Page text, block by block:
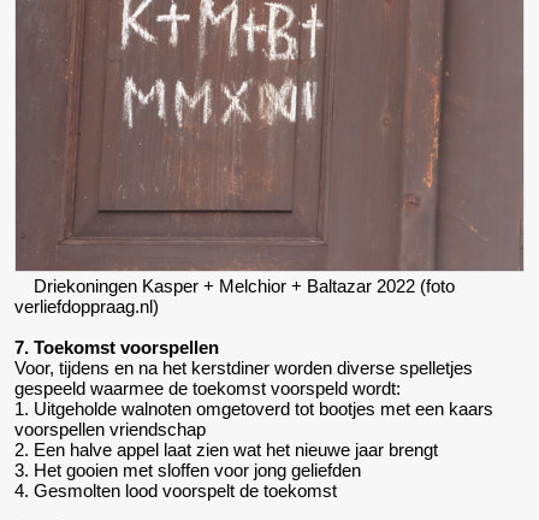
Driekoningen Kasper + Melchior + Baltazar 2022 (foto
verliefdoppraag.nl)
7. Toekomst voorspellen
Voor, tijdens en na het kerstdiner worden diverse spelletjes
gespeeld waarmee de toekomst voorspeld wordt:
1. Uitgeholde walnoten omgetoverd tot bootjes met een kaars
voorspellen vriendschap
2. Een halve appel laat zien wat het nieuwe jaar brengt
3. Het gooien met sloffen voor jong geliefden
4. Gesmolten lood voorspelt de toekomst